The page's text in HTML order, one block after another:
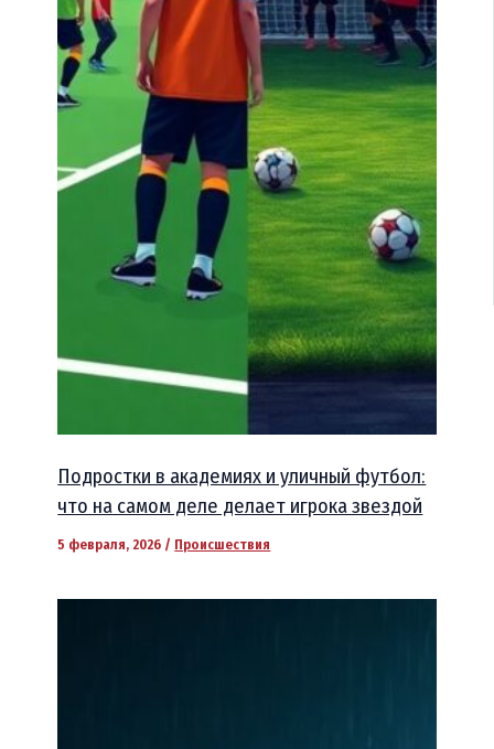
Подростки в академиях и уличный футбол:
что на самом деле делает игрока звездой
5 февраля, 2026 / Происшествия